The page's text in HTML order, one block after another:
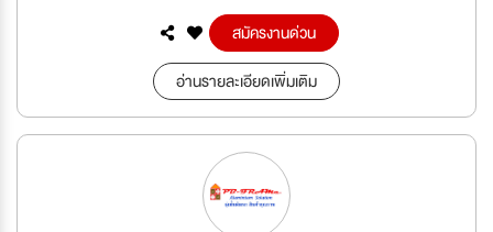
สมัครงานด่วน
อ่านรายละเอียดเพิ่มเติม